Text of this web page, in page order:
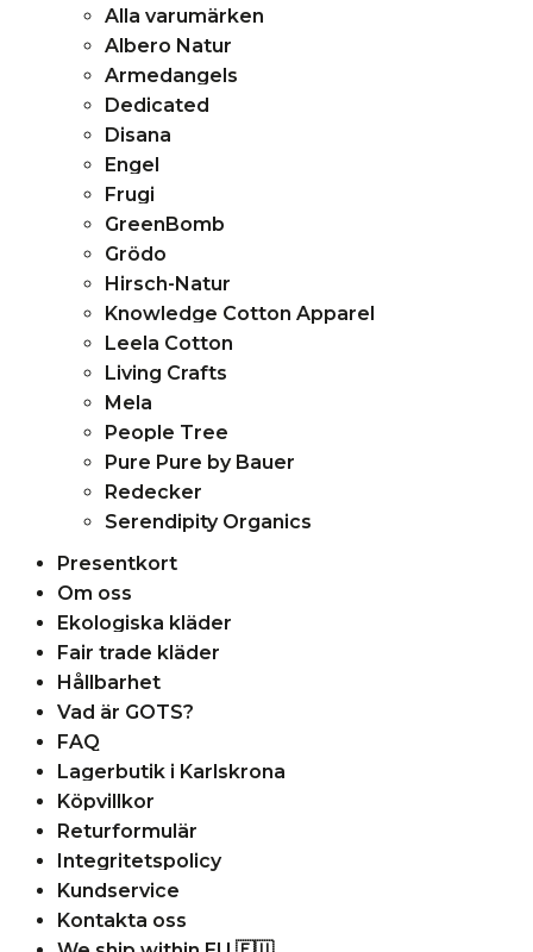
menu
Alla varumärken
Albero Natur
Armedangels
Dedicated
Disana
Engel
Frugi
GreenBomb
Grödo
Hirsch-Natur
Knowledge Cotton Apparel
Leela Cotton
Living Crafts
Mela
People Tree
Pure Pure by Bauer
Redecker
Serendipity Organics
Presentkort
Om oss
Ekologiska kläder
Fair trade kläder
Hållbarhet
Vad är GOTS?
FAQ
Lagerbutik i Karlskrona
Köpvillkor
Returformulär
Integritetspolicy
Kundservice
Kontakta oss